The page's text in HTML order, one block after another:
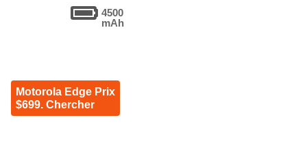
4500
mAh
Motorola Edge Prix
$699. Chercher